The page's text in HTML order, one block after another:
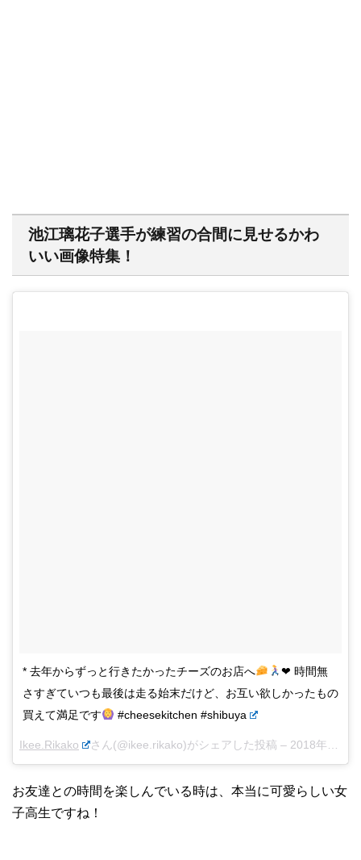
池江璃花子選手が練習の合間に見せるかわ
いい画像特集！
* 去年からずっと行きたかったチーズのお店へ
❤︎ 時間無
さすぎていつも最後は走る始末だけど、お互い欲しかったもの
買えて満足です
#cheesekitchen #shibuya
Ikee.Rikako さん(@ikee.rikako)がシェアした投稿 – 2018年 2月月14日午前3時44分PST
お友達との時間を楽しんでいる時は、本当に可愛らしい女
子高生ですね！